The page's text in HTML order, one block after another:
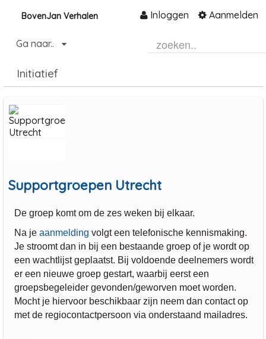
Naar content
Inloggen Aanmelden
BovenJan Verhalen
Home
Community
Hulp en ondersteuning
Ga naar..
Initiatief
Supportgroepen Utrecht
De groep komt om de zes weken bij elkaar.
Na je aanmelding volgt een telefonische kennismaking.
Je stroomt dan in bij een bestaande groep of je wordt op
een wachtlijst geplaatst. Bij voldoende deelnemers wordt
er een nieuwe groep gestart, waarbij eerst een
groepsbegeleider gevonden/geworven moet worden.
Mocht je hiervoor beschikbaar zijn neem dan contact op
met de regiocontactpersoon via onderstaand mailadres.